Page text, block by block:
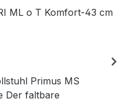
ML o T Komfort-43 cm
Primus MS
Der faltbare